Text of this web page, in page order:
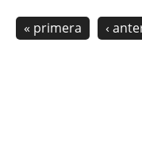
« primera ‹